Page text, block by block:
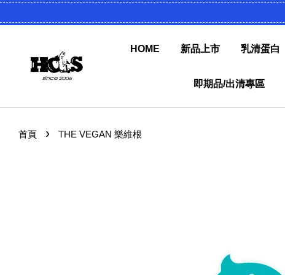
HOME 新品上市 乳清蛋白
即期品/出清專區
首頁 › THE VEGAN 樂維根